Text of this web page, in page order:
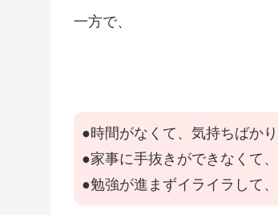
一方で、
●時間がなくて、気持ちばか
●家事に手抜きができなくて
●勉強が進まずイライラして